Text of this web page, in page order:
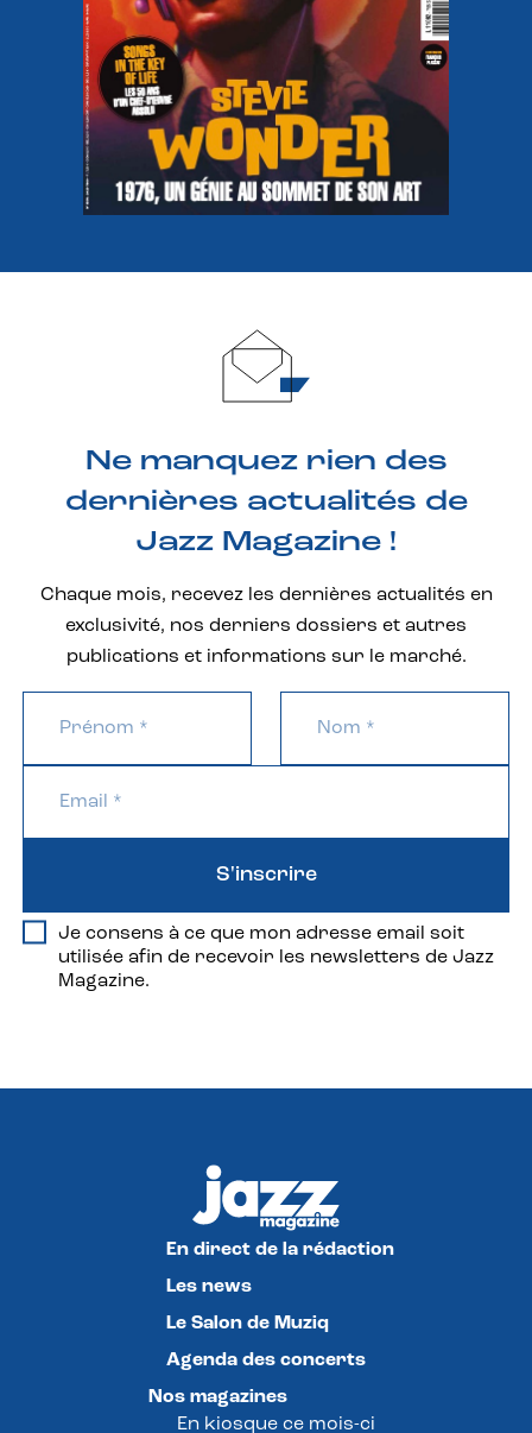
Ne manquez rien des
dernières actualités de
Jazz Magazine !
Chaque mois, recevez les dernières actualités en
exclusivité, nos derniers dossiers et autres
publications et informations sur le marché.
Je consens à ce que mon adresse email soit
utilisée afin de recevoir les newsletters de Jazz
Magazine.
S'inscrire
En direct de la rédaction
Les news
Le Salon de Muziq
Agenda des concerts
Nos magazines
En kiosque ce mois-ci